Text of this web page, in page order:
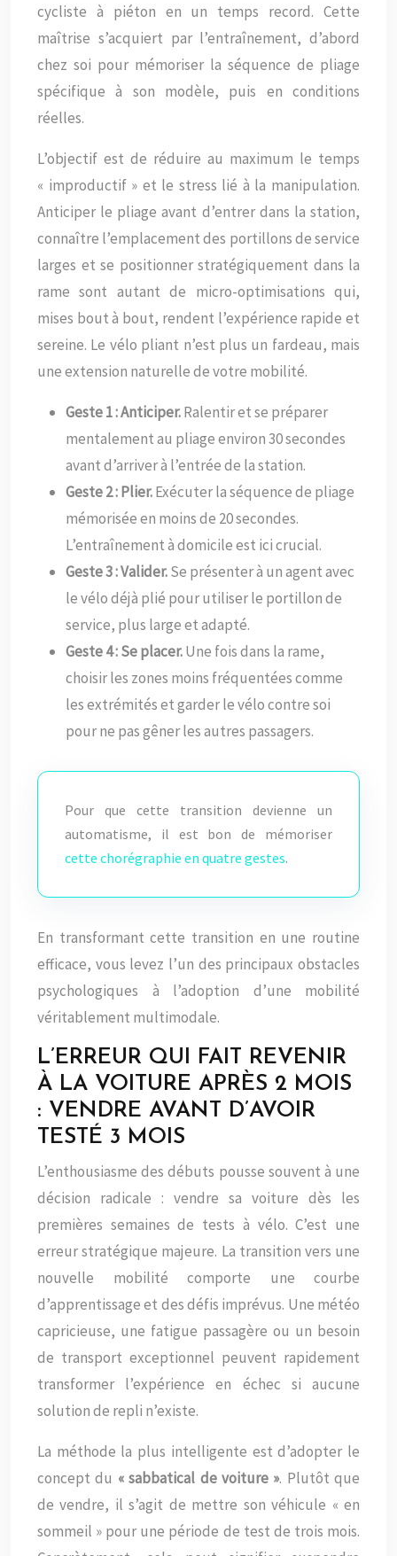
cycliste à piéton en un temps record. Cette
maîtrise s’acquiert par l’entraînement, d’abord
chez soi pour mémoriser la séquence de pliage
spécifique à son modèle, puis en conditions
réelles.
L’objectif est de réduire au maximum le temps
« improductif » et le stress lié à la manipulation.
Anticiper le pliage avant d’entrer dans la station,
connaître l’emplacement des portillons de service
larges et se positionner stratégiquement dans la
rame sont autant de micro-optimisations qui,
mises bout à bout, rendent l’expérience rapide et
sereine. Le vélo pliant n’est plus un fardeau, mais
une extension naturelle de votre mobilité.
Geste 1 : Anticiper.Ralentir et se préparer
mentalement au pliage environ 30 secondes
avant d’arriver à l’entrée de la station.
Geste 2 : Plier.Exécuter la séquence de pliage
mémorisée en moins de 20 secondes.
L’entraînement à domicile est ici crucial.
Geste 3 : Valider.Se présenter à un agent avec
le vélo déjà plié pour utiliser le portillon de
service, plus large et adapté.
Geste 4 : Se placer.Une fois dans la rame,
choisir les zones moins fréquentées comme
les extrémités et garder le vélo contre soi
pour ne pas gêner les autres passagers.
Pour que cette transition devienne un
automatisme, il est bon de mémoriser
cette chorégraphie en quatre gestes.
En transformant cette transition en une routine
efficace, vous levez l’un des principaux obstacles
psychologiques à l’adoption d’une mobilité
véritablement multimodale.
L’ERREUR QUI FAIT REVENIR
À LA VOITURE APRÈS 2 MOIS
: VENDRE AVANT D’AVOIR
TESTÉ 3 MOIS
L’enthousiasme des débuts pousse souvent à une
décision radicale : vendre sa voiture dès les
premières semaines de tests à vélo. C’est une
erreur stratégique majeure. La transition vers une
nouvelle mobilité comporte une courbe
d’apprentissage et des défis imprévus. Une météo
capricieuse, une fatigue passagère ou un besoin
de transport exceptionnel peuvent rapidement
transformer l’expérience en échec si aucune
solution de repli n’existe.
La méthode la plus intelligente est d’adopter le
concept du « sabbatical de voiture ». Plutôt que
de vendre, il s’agit de mettre son véhicule « en
sommeil » pour une période de test de trois mois.